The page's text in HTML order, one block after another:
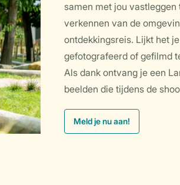
samen met jou
verkennen van de
ontdekkingsreis. Lijkt het
gefotografeerd of gefilmd
Als dank ontvang je een
beelden die tijdens de
Meld je nu aan!